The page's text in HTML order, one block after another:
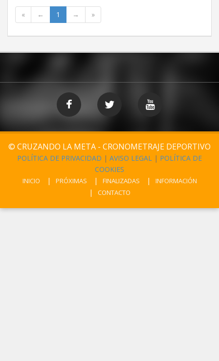
« ← 1 → »
© CRUZANDO LA META - CRONOMETRAJE DEPORTIVO
POLÍTICA DE PRIVACIDAD | AVISO LEGAL | POLÍTICA DE
COOKIES
INICIO PRÓXIMAS FINALIZADAS
INFORMACIÓN
CONTACTO